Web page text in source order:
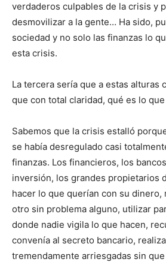
verdaderos culpables de la crisis y
desmovilizar a la gente… Ha sido,
sociedad y no solo las finanzas lo
esta crisis.
La tercera sería que a estas alturas
que con total claridad, qué es lo
Sabemos que la crisis estalló
se había desregulado casi
finanzas. Los financieros, los
inversión, los grandes propietarios
hacer lo que querían con su dinero,
otro sin problema alguno, utilizar
donde nadie vigila lo que hacen,
convenía al secreto bancario,
tremendamente arriesgadas sin